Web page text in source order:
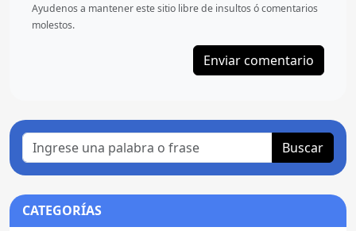
Ayudenos a mantener este sitio libre de insultos ó comentarios
molestos.
Buscar
CATEGORÍAS